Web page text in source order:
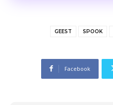
GEEST SPOOK
Facebook